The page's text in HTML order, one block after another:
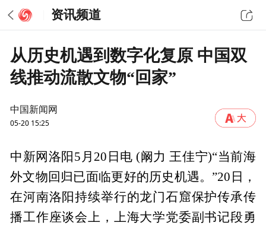
资讯频道
从历史机遇到数字化复原 中国双
线推动流散文物“回家”
中国新闻网
05-20 15:25
中新网洛阳5月20日电 (阚力 王佳宁)“当前海
外文物回归已面临更好的历史机遇。”20日，
在河南洛阳持续举行的龙门石窟保护传承传
播工作座谈会上，上海大学党委副书记段勇